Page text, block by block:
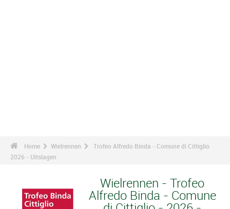
Home Wielrennen
Trofeo Alfredo Binda - Comune di Cittiglio
2026 - Uitslagen
Wielrennen - Trofeo
Alfredo Binda - Comune